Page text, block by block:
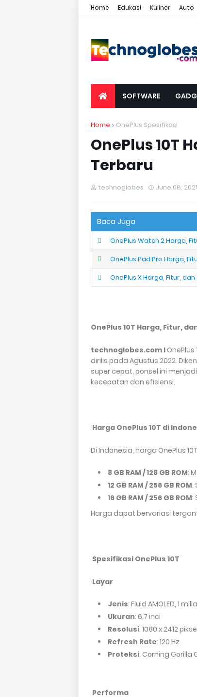
Home Edukasi Kuliner Auto
SOFTWARE
Home OnePlus Spesifikasi
OnePlus 10T
Terbaru
technoglobes June 08,
Baca Juga
OnePlus Watch 2 Harga,
OnePlus Pad Pro Harga,
OnePlus X Harga, Fitur,
OnePlus 10T Harga, Fitur,
technoglobes.com I
dirilis pada Agustus 2022.
super cepat, ponsel ini
kecepatan dan efisiensi.
Harga OnePlus 10T di
Di Indonesia, harga OnePlus
8 GB RAM / 128 GB ROM:
12 GB RAM / 256 GB ROM:
16 GB RAM / 256 GB ROM:
Harga dapat bervariasi
Spesifikasi OnePlus 10T
Layar
Jenis: Fluid AMOLED, 1
Ukuran: 6,7 inci
Resolusi: 1080 x 2412
Refresh Rate: 120 Hz
Proteksi: Corning Gorilla
Performa